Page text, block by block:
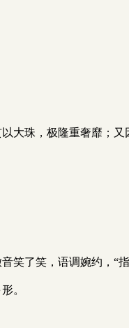
大珠，极隆重奢靡；
笑了笑，语调婉约，“
。